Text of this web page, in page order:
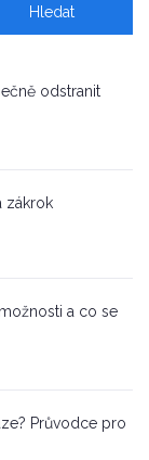
odstranit
zákrok
a co se
Průvodce pro